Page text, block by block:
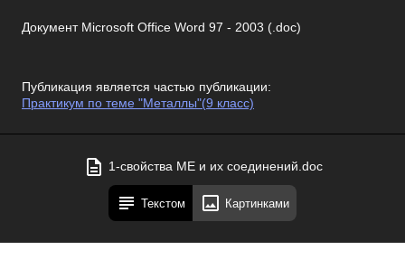
Документ Microsoft Office Word 97 - 2003 (.doc)
Публикация является частью публикации:
Практикум по теме "Металлы"(9 класс)
1-свойства МЕ и их соединений.doc
Текстом Картинками